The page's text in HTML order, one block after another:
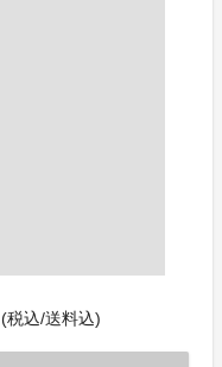
(税込/送料込)